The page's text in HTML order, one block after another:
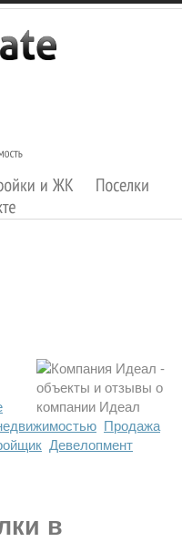
Продажа
Девелопмент
в